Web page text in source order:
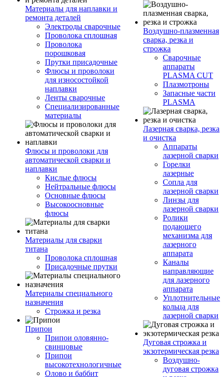
Материалы для наплавки и
ремонта деталей
Электроды сварочные
Проволока сплошная
Проволока
порошковая
Прутки присадочные
Флюсы и проволоки
для износостойкой
наплавки
Ленты сварочные
Специализированные
материалы
Флюсы и проволоки для
автоматической сварки и
наплавки
Кислые флюсы
Нейтральные флюсы
Основные флюсы
Высокоосновные
флюсы
Материалы для сварки
титана
Проволока сплошная
Присадочные прутки
Материалы специального
назначения
Строжка и резка
Припои
Припои оловянно-
свинцовые
Припои
высокотехнологичные
Олово и баббит
Воздушно-плазменная
сварка, резка и
строжка
Сварочные
аппараты
PLASMA CUT
Плазмотроны
Запасные части
PLASMA
Лазерная сварка, резка
и очистка
Аппараты
лазерной сварки
Горелки
лазерные
Сопла для
лазерной сварки
Линзы для
лазерной сварки
Ролики
подающего
механизма для
лазерного
аппарата
Каналы
направляющие
для лазерного
аппарата
Уплотнительные
кольца для
лазерной сварки
Дуговая строжка и
экзотермическая резка
Воздушно-
дуговая строжка